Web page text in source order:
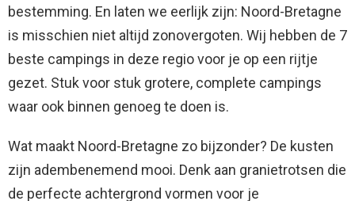
bestemming. En laten we eerlijk zijn: Noord-Bretagne
is misschien niet altijd zonovergoten. Wij hebben de 7
beste campings in deze regio voor je op een rijtje
gezet. Stuk voor stuk grotere, complete campings
waar ook binnen genoeg te doen is.
Wat maakt Noord-Bretagne zo bijzonder? De kusten
zijn adembenemend mooi. Denk aan granietrotsen die
de perfecte achtergrond vormen voor je